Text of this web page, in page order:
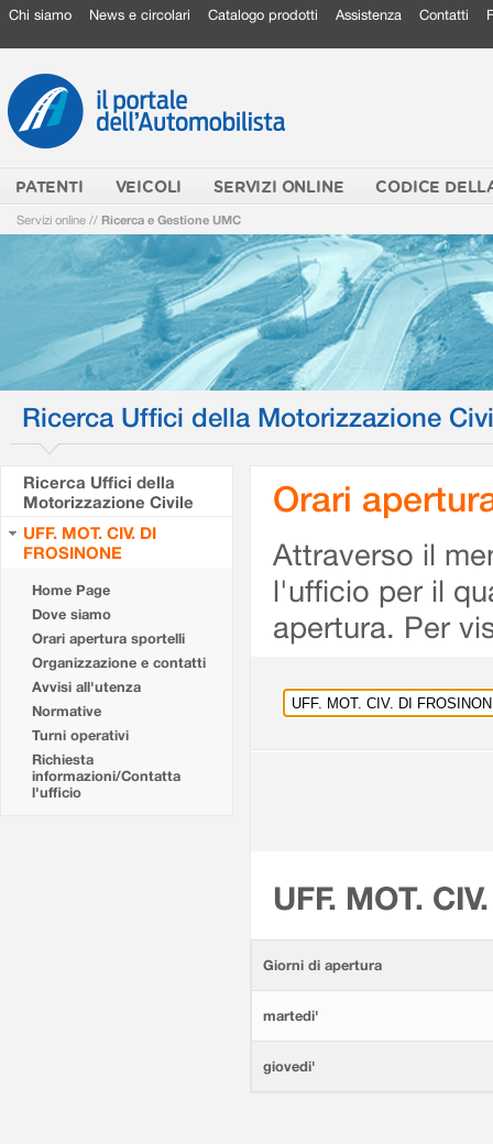
Chi siamo News e circolari Catalogo prodotti Assistenza Contatti
PATENTI VEICOLI SERVIZI ONLINE CODICE
Servizi online // Ricerca e Gestione UMC
Ricerca Uffici della Motorizzazione
Ricerca Uffici della
Motorizzazione Civile
UFF. MOT. CIV. DI
FROSINONE
Home Page
Dove siamo
Orari apertura sportelli
Organizzazione e contatti
Avvisi all'utenza
Normative
Turni operativi
Richiesta
informazioni/Contatta
l'ufficio
Orari
Attraverso il
l'ufficio per il
apertura. Per
UFF. MOT.
Giorni di apertura
martedi'
giovedi'